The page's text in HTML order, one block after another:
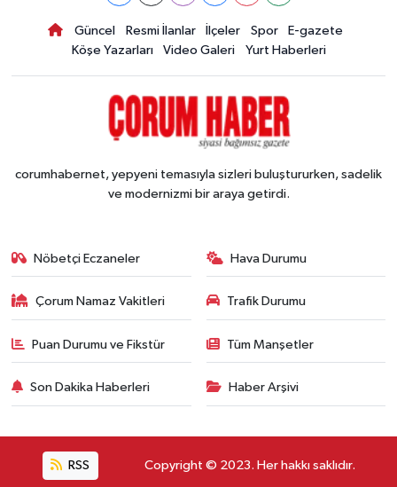
Güncel Resmi İlanlar İlçeler Spor
E-gazete
Köşe Yazarları
Video Galeri Yurt Haberleri
corumhabernet, yepyeni temasıyla sizleri buluştururken, sadelik
ve modernizmi bir araya getirdi.
Nöbetçi Eczaneler Hava Durumu
Çorum Namaz Vakitleri Trafik Durumu
Puan Durumu ve Fikstür Tüm Manşetler
Son Dakika Haberleri Haber Arşivi
RSS Copyright © 2023. Her hakkı saklıdır.